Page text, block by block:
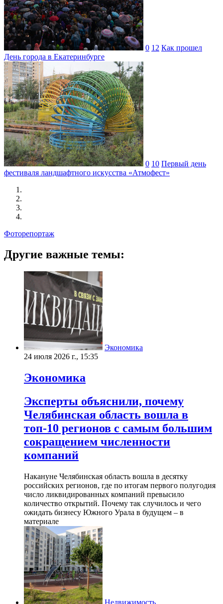
0 12 Как прошел
День города в Екатеринбурге
0 10 Первый день
фестиваля ландшафтного искусства «Атмофест»
Фоторепортаж
Другие важные темы:
Экономика
24 июля 2026 г., 15:35
Экономика
Эксперты объяснили, почему
Челябинская область вошла в
топ-10 регионов с самым большим
сокращением численности
компаний
Накануне Челябинская область вошла в десятку
российских регионов, где по итогам первого полугодия
число ликвидированных компаний превысило
количество открытий. Почему так случилось и чего
ожидать бизнесу Южного Урала в будущем – в
материале
Недвижимость